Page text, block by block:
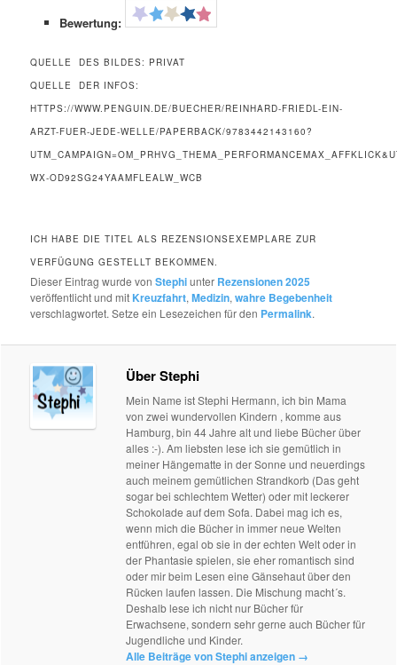
Bewertung:
QUELLE DES BILDES: PRIVAT
QUELLE DER INFOS:
HTTPS://WWW.PENGUIN.DE/BUECHER/REINHARD-FRIEDL-EIN-
ARZT-FUER-JEDE-WELLE/PAPERBACK/9783442143160?
WX-OD92SG24YAAMFLEALW_WCB
ICH HABE DIE TITEL ALS REZENSIONSEXEMPLARE ZUR
VERFÜGUNG GESTELLT BEKOMMEN.
Dieser Eintrag wurde vonStephiunter Rezensionen 2025
veröffentlicht und mit Kreuzfahrt,Medizin,wahre Begebenheit
verschlagwortet. Setze ein Lesezeichen für den Permalink.
Über Stephi
Mein Name ist Stephi Hermann, ich bin Mama
von zwei wundervollen Kindern , komme aus
Hamburg, bin 44 Jahre alt und liebe Bücher über
alles :-). Am liebsten lese ich sie gemütlich in
meiner Hängematte in der Sonne und neuerdings
auch meinem gemütlichen Strandkorb (Das geht
sogar bei schlechtem Wetter) oder mit leckerer
Schokolade auf dem Sofa. Dabei mag ich es,
wenn mich die Bücher in immer neue Welten
entführen, egal ob sie in der echten Welt oder in
der Phantasie spielen, sie eher romantisch sind
oder mir beim Lesen eine Gänsehaut über den
Rücken laufen lassen. Die Mischung macht´s.
Deshalb lese ich nicht nur Bücher für
Erwachsene, sondern sehr gerne auch Bücher für
Jugendliche und Kinder.
Alle Beiträge von Stephi anzeigen →